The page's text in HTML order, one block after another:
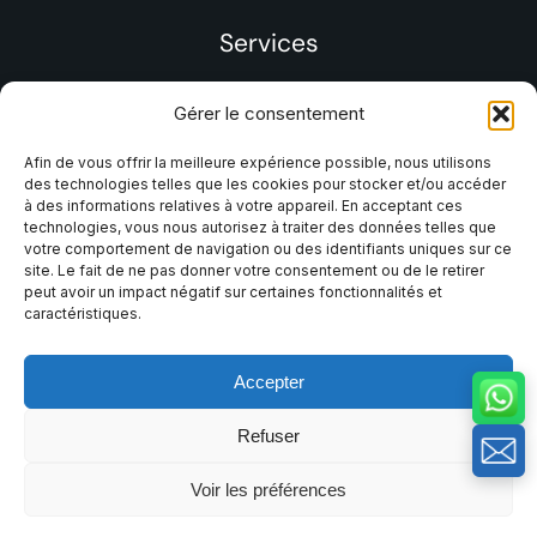
Gérer le consentement
Afin de vous offrir la meilleure expérience possible, nous utilisons
des technologies telles que les cookies pour stocker et/ou accéder
à des informations relatives à votre appareil. En acceptant ces
technologies, vous nous autorisez à traiter des données telles que
votre comportement de navigation ou des identifiants uniques sur ce
site. Le fait de ne pas donner votre consentement ou de le retirer
peut avoir un impact négatif sur certaines fonctionnalités et
caractéristiques.
Accepter
Refuser
Voir les préférences
Services
2025 MinHe Company. Tous droits réservés.
Politique de confidentialité